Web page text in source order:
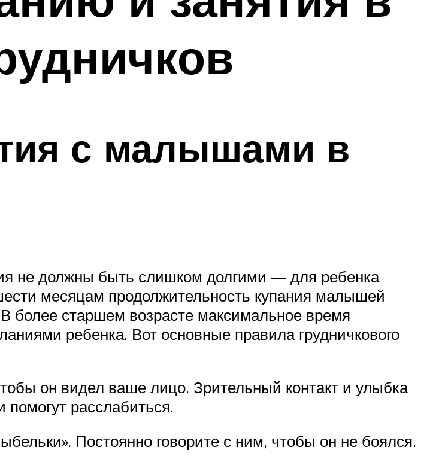
с малышами в
не должны быть слишком долгими — для ребенка
месяцам продолжительность купания малышей
более старшем возрасте максимальное время
ребенка. Вот основные правила грудничкового
он видел ваше лицо. Зрительный контакт и улыбка
помогут расслабиться.
Постоянно говорите с ним, чтобы он не боялся.